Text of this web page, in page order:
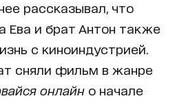
рассказывал, что
Ева и брат Антон также
с киноиндустрией.
сняли фильм в жанре
онлайн о начале